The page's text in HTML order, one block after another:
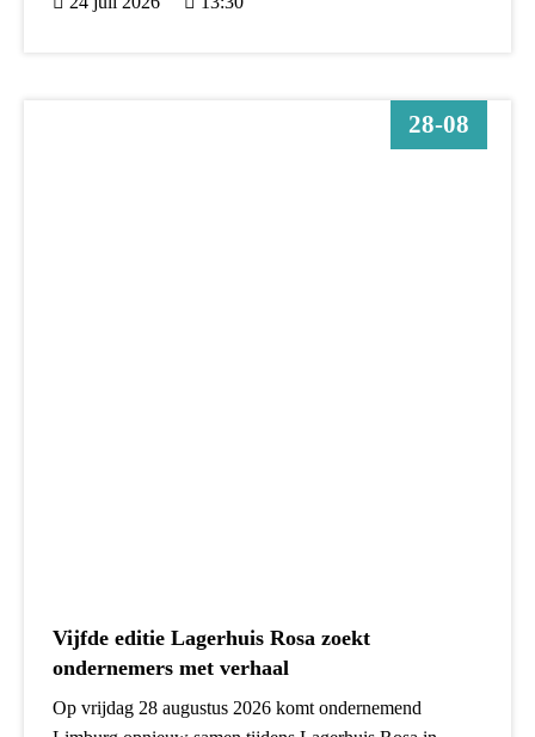
28-08
Vijfde editie Lagerhuis Rosa zoekt
ondernemers met verhaal
Op vrijdag 28 augustus 2026 komt ondernemend